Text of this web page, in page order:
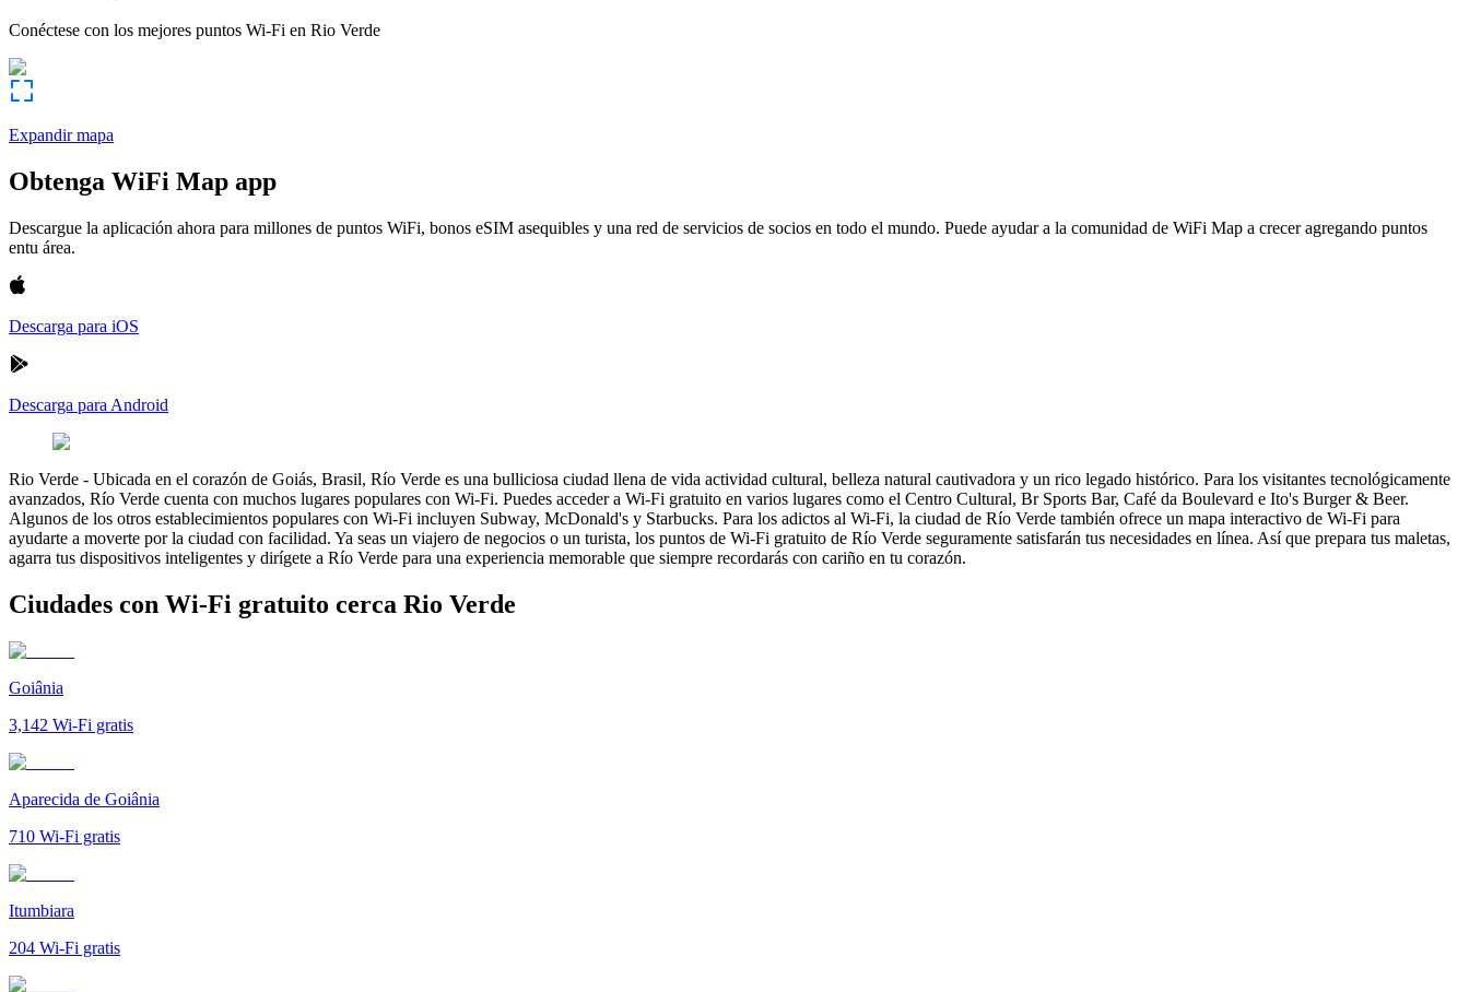
Conéctese con los mejores puntos Wi-Fi en Rio Verde
Expandir mapa
Obtenga WiFi Map app
Descargue la aplicación ahora para millones de puntos WiFi, bonos eSIM asequibles y una red de servicios de socios en todo el mundo. Puede ayudar a la comunidad de WiFi Map a crecer agregando puntos
entu área.
Descarga para iOS
Descarga para Android
Rio Verde - Ubicada en el corazón de Goiás, Brasil, Río Verde es una bulliciosa ciudad llena de vida actividad cultural, belleza natural cautivadora y un rico legado histórico. Para los visitantes tecnológicamente
avanzados, Río Verde cuenta con muchos lugares populares con Wi-Fi. Puedes acceder a Wi-Fi gratuito en varios lugares como el Centro Cultural, Br Sports Bar, Café da Boulevard e Ito's Burger & Beer.
Algunos de los otros establecimientos populares con Wi-Fi incluyen Subway, McDonald's y Starbucks. Para los adictos al Wi-Fi, la ciudad de Río Verde también ofrece un mapa interactivo de Wi-Fi para
ayudarte a moverte por la ciudad con facilidad. Ya seas un viajero de negocios o un turista, los puntos de Wi-Fi gratuito de Río Verde seguramente satisfarán tus necesidades en línea. Así que prepara tus maletas,
agarra tus dispositivos inteligentes y dirígete a Río Verde para una experiencia memorable que siempre recordarás con cariño en tu corazón.
Ciudades con Wi-Fi gratuito cerca Rio Verde
Goiânia
3,142 Wi-Fi gratis
Aparecida de Goiânia
710 Wi-Fi gratis
Itumbiara
204 Wi-Fi gratis